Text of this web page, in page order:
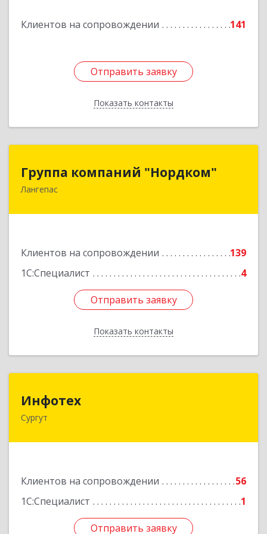
Клиентов на сопровождении 141
Отправить заявку
Показать контакты
Подробнее
Отправить заявку
Назад
Группа компаний "Нордком"
Лангепас
Клиентов на сопровождении
139
1С:Специалист
4
Отправить заявку
Показать контакты
Группа компаний "Нордком"
628672, Тюменская обл, Лангепас г., Солнечная
Отправить заявку
Назад
Инфотех
Сургут
Клиентов на сопровождении
56
1С:Специалист
1
Отправить заявку
628400, Ханты-Мансийский Автономный округ
Отправить заявку